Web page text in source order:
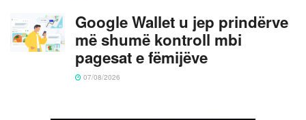
Google Wallet u jep prindërve
më shumë kontroll mbi
pagesat e fëmijëve
07/08/2026